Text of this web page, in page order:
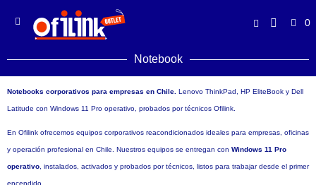
0
Notebook
Notebooks corporativos para empresas en Chile. Lenovo ThinkPad, HP EliteBook y Dell
Latitude con Windows 11 Pro operativo, probados por técnicos Ofilink.
En Ofilink ofrecemos equipos corporativos reacondicionados ideales para empresas, oficinas
y operación profesional en Chile. Nuestros equipos se entregan con Windows 11 Pro
operativo , instalados, activados y probados por técnicos, listos para trabajar desde el primer
encendido.